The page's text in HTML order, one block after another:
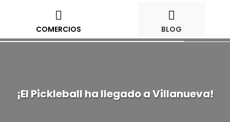

COMERCIOS

BLOG
¡El Pickleball ha llegado a Villanueva!